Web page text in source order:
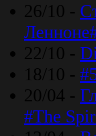
26/10 -
22/10 -
18/10 -
20/04 -
#The